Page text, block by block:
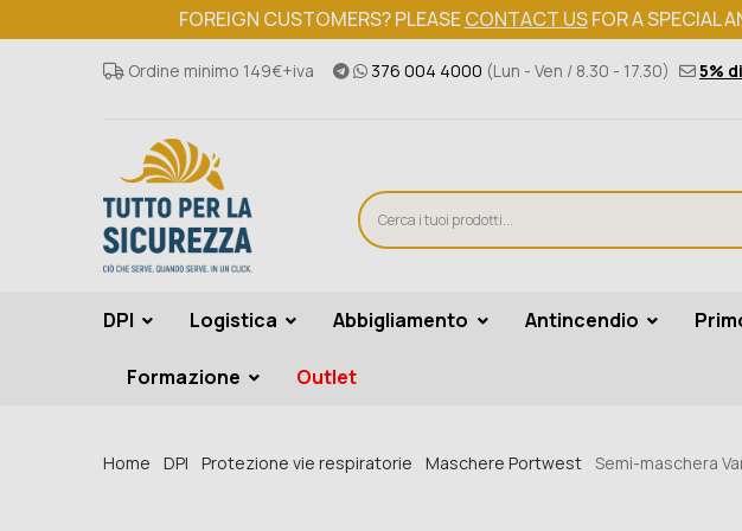
FOREIGN CUSTOMERS? PLEASECONTACT USFOR A SPECIAL
Ordine minimo 149€+iva 376 004 4000 (Lun - Ven / 8.30 - 17.30) 5%
DPI Logistica Abbigliamento Antincendio
Formazione Outlet
Home DPI Protezione vie respiratorie Maschere Portwest Semi-maschera